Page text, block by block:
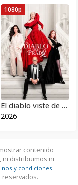
El diablo viste de Prada 2 2026
2026
1080p
contenido
ni distribuimos ni
y condiciones
reservados.